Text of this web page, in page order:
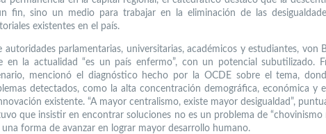
fin, sino un medio para trabajar en la eliminación de las
existentes en el país.
autoridades parlamentarias, universitarias, académicos y estudiantes, von
en la actualidad “es un país enfermo”, con un potencial subutilizado.
mencionó el diagnóstico hecho por la OCDE sobre el tema,
detectados, como la alta concentración demográfica, económica y
existente. “A mayor centralismo, existe mayor desigualdad”,
que insistir en encontrar soluciones no es un problema de “chovinismo
una forma de avanzar en lograr mayor desarrollo humano.